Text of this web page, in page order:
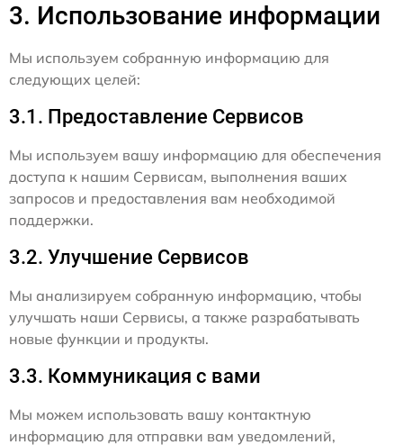
3. Использование информации
Мы используем собранную информацию для
следующих целей:
3.1. Предоставление Сервисов
Мы используем вашу информацию для обеспечения
доступа к нашим Сервисам, выполнения ваших
запросов и предоставления вам необходимой
поддержки.
3.2. Улучшение Сервисов
Мы анализируем собранную информацию, чтобы
улучшать наши Сервисы, а также разрабатывать
новые функции и продукты.
3.3. Коммуникация с вами
Мы можем использовать вашу контактную
информацию для отправки вам уведомлений,